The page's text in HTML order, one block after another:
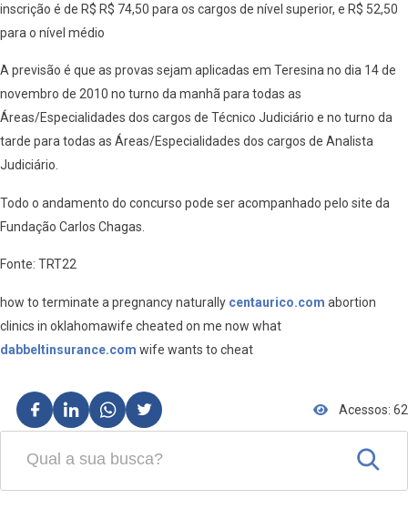
inscrição é de R$ R$ 74,50 para os cargos de nível superior, e R$ 52,50
para o nível médio
A previsão é que as provas sejam aplicadas em Teresina no dia 14 de
novembro de 2010 no turno da manhã para todas as
Áreas/Especialidades dos cargos de Técnico Judiciário e no turno da
tarde para todas as Áreas/Especialidades dos cargos de Analista
Judiciário.
Todo o andamento do concurso pode ser acompanhado pelo site da
Fundação Carlos Chagas.
Fonte: TRT22
how to terminate a pregnancy naturally centaurico.com abortion
clinics in oklahomawife cheated on me now what
dabbeltinsurance.com wife wants to cheat
Acessos: 62